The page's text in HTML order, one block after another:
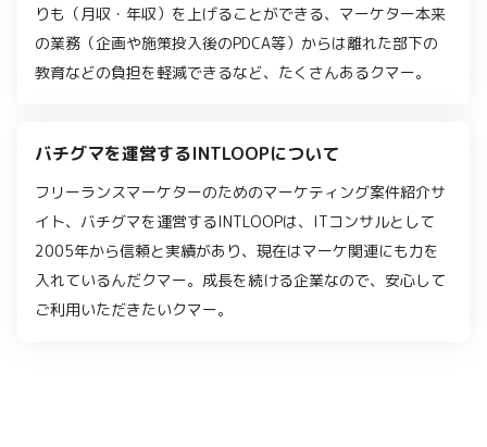
りも（月収・年収）を上げることができる、マーケター本来
の業務（企画や施策投入後のPDCA等）からは離れた部下の
教育などの負担を軽減できるなど、たくさんあるクマー。
バチグマを運営するINTLOOPについて
フリーランスマーケターのためのマーケティング案件紹介サ
イト、バチグマを運営するINTLOOPは、ITコンサルとして
2005年から信頼と実績があり、現在はマーケ関連にも力を
入れているんだクマー。成長を続ける企業なので、安心して
ご利用いただきたいクマー。